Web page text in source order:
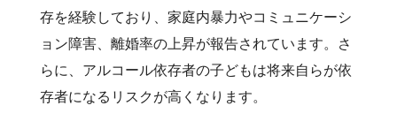
存を経験しており、家庭内暴力やコミュニケーシ
ョン障害、離婚率の上昇が報告されています。さ
らに、アルコール依存者の子どもは将来自らが依
存者になるリスクが高くなります。